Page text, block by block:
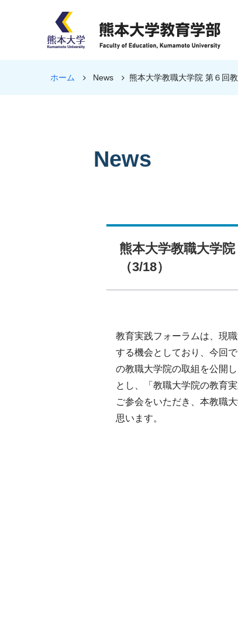
ホーム News 熊本大学教職大学院 第６回
News
熊本大学教職大学
（3/18）
教育実践フォーラムは、現
する機会としており、今回
の教職大学院の取組を公開
とし、「教職大学院の教育
ご参会をいただき、本教職
思います。